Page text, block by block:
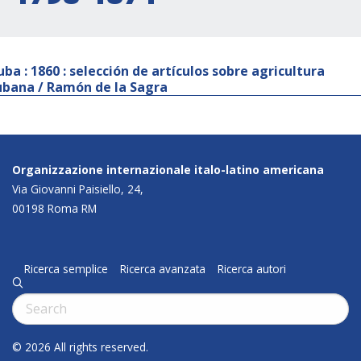
: 1860 : selección de artículos sobre agricultura
/ Ramón de la Sagra
Organizzazione internazionale italo-latino americana
Via Giovanni Paisiello, 24,
00198 Roma RM
Ricerca semplice Ricerca avanzata Ricerca autori
q
Cerca:
© 2026 All rights reserved.